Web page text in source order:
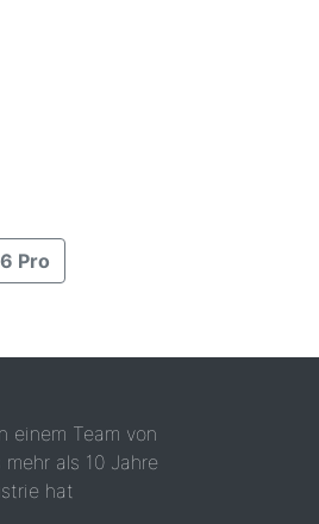
Pro
einem Team von
als 10 Jahre
hat